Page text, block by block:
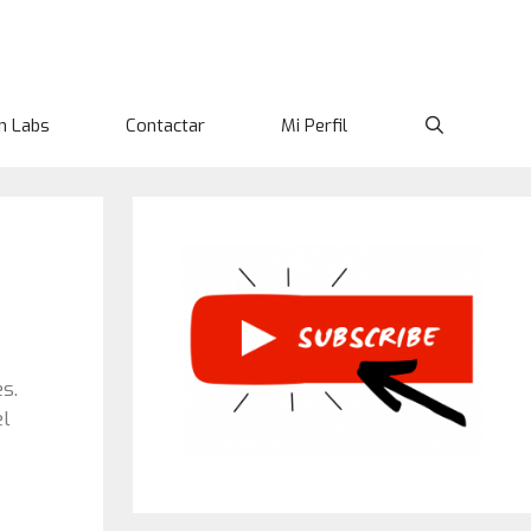
Labs Contactar Mi Perfil